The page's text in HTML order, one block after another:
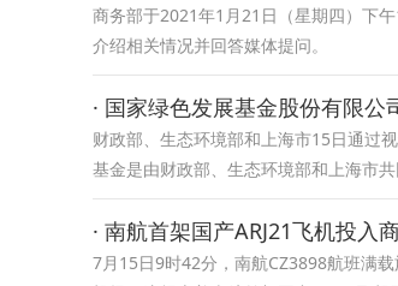
商务部于2021年1月21日（星期四）下
介绍相关情况并回答媒体提问。
· 国家绿色发展基金股份有限公
财政部、生态环境部和上海市15日通过
基金是由财政部、生态环境部和上海市
· 南航首架国产ARJ21飞机投入
7月15日9时42分，南航CZ3898航班满